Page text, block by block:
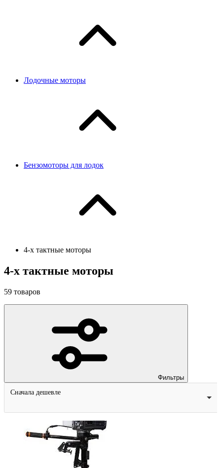
Лодочные моторы
Бензомоторы для лодок
4-х тактные моторы
4-х тактные моторы
59 товаров
Фильтры
Сначала дешевле